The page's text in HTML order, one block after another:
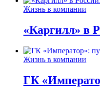
Жизнь в компании
«Каргилл» в
Жизнь в компании
ГК